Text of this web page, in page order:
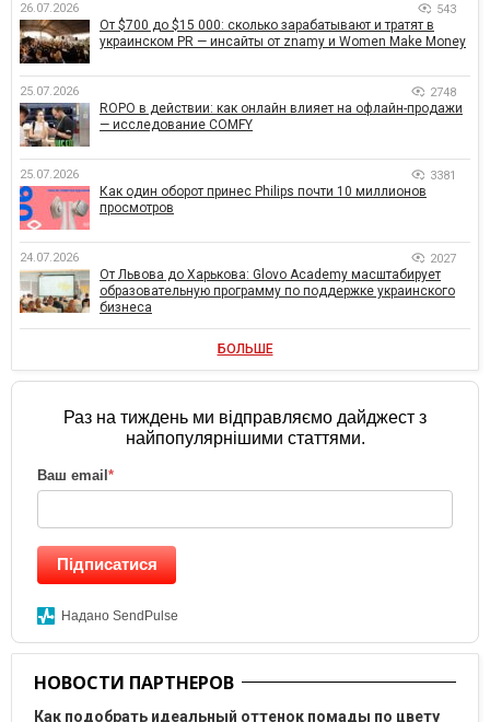
26.07.2026 543
От $700 до $15 000: сколько зарабатывают и тратят в
украинском PR — инсайты от znamy и Women Make Money
25.07.2026 2748
ROPO в действии: как онлайн влияет на офлайн-продажи
— исследование COMFY
25.07.2026 3381
Как один оборот принес Philips почти 10 миллионов
просмотров
24.07.2026 2027
От Львова до Харькова: Glovo Academy масштабирует
образовательную программу по поддержке украинского
бизнеса
БОЛЬШЕ
Раз на тиждень ми відправляємо дайджест з
найпопулярнішими статтями.
Ваш email *
Підписатися
Надано SendPulse
НОВОСТИ ПАРТНЕРОВ
Как подобрать идеальный оттенок помады по цвету